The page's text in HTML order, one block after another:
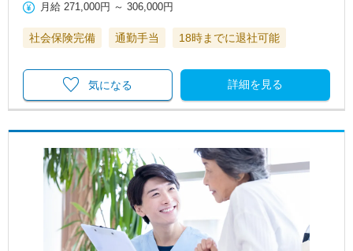
月給 271,000円 ～306,000円
社会保険完備 通勤手当 18時までに退社可能
詳細を見る
気になる